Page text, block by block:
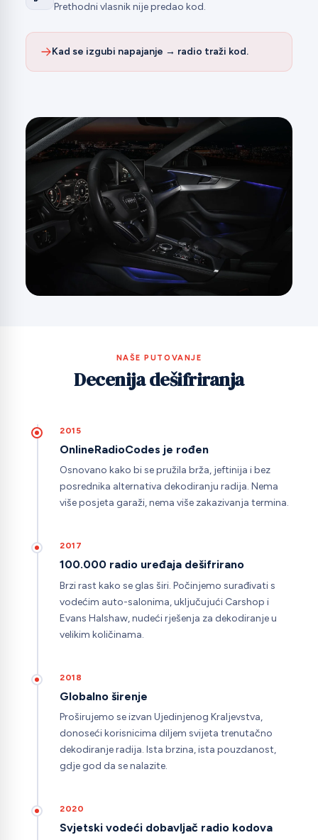
Prethodni vlasnik nije predao kod.
Kad se izgubi napajanje → radio traži kod.
NAŠE PUTOVANJE
Decenija dešifriranja
2015
OnlineRadioCodes je rođen
Osnovano kako bi se pružila brža, jeftinija i bez
posrednika alternativa dekodiranju radija. Nema
više posjeta garaži, nema više zakazivanja termina.
2017
100.000 radio uređaja dešifrirano
Brzi rast kako se glas širi. Počinjemo surađivati s
vodećim auto-salonima, uključujući Carshop i
Evans Halshaw, nudeći rješenja za dekodiranje u
velikim količinama.
2018
Globalno širenje
Proširujemo se izvan Ujedinjenog Kraljevstva,
donoseći korisnicima diljem svijeta trenutačno
dekodiranje radija. Ista brzina, ista pouzdanost,
gdje god da se nalazite.
2020
Svjetski vodeći dobavljač radio kodova